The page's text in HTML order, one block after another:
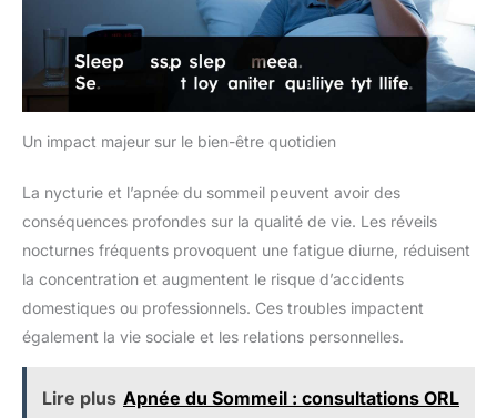
Un impact majeur sur le bien-être quotidien
La nycturie et l’apnée du sommeil peuvent avoir des
conséquences profondes sur la qualité de vie. Les réveils
nocturnes fréquents provoquent une fatigue diurne, réduisent
la concentration et augmentent le risque d’accidents
domestiques ou professionnels. Ces troubles impactent
également la vie sociale et les relations personnelles.
Lire plus Apnée du Sommeil : consultations ORL